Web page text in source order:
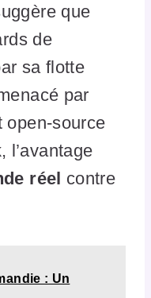
que
de
sa flotte
par
open-source
l’avantage
réel contre
: Un